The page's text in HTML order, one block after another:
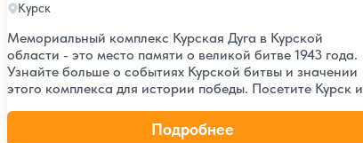
Курск
Мемориальный комплекс Курская Дуга в Курской
области - это место памяти о великой битве 1943 года.
Узнайте больше о событиях Курской битвы и значении
этого комплекса для истории победы. Посетите Курск и
Подробнее